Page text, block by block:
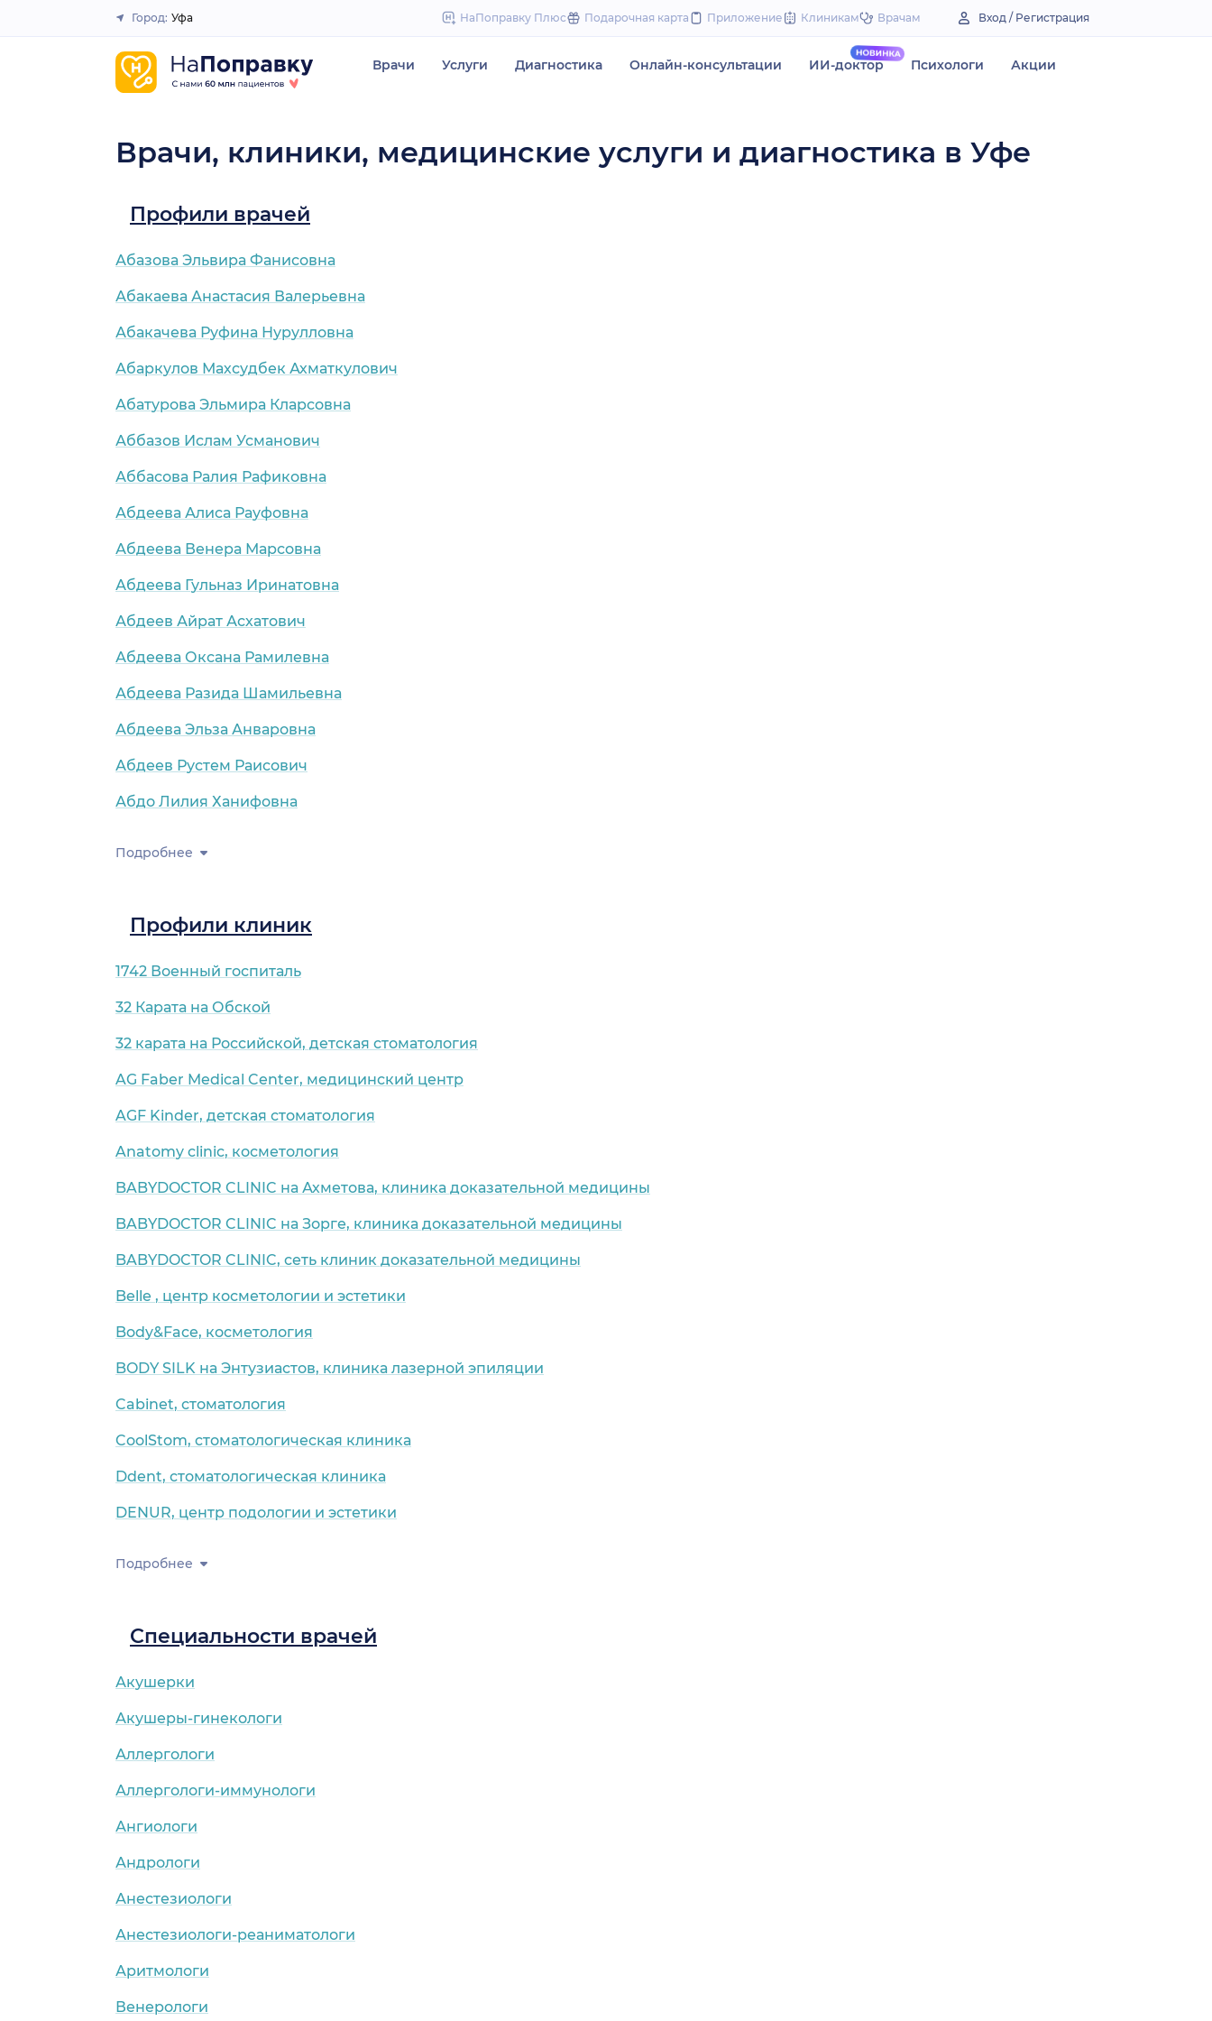
to
Закрыть
Город: Уфа НаПоправку Плюс Подарочная карта Приложение Клиникам Врачам Вход / Регистрация
Врачи Услуги Диагностика Онлайн-консультации ИИ-доктор Психологи Акции
Врачи, клиники, медицинские услуги и диагностика в Уфе
Профили врачей
Абазова Эльвира Фанисовна
Абакаева Анастасия Валерьевна
Абакачева Руфина Нурулловна
Абаркулов Махсудбек Ахматкулович
Абатурова Эльмира Кларсовна
Аббазов Ислам Усманович
Аббасова Ралия Рафиковна
Абдеева Алиса Рауфовна
Абдеева Венера Марсовна
Абдеева Гульназ Иринатовна
Абдеев Айрат Асхатович
Абдеева Оксана Рамилевна
Абдеева Разида Шамильевна
Абдеева Эльза Анваровна
Абдеев Рустем Раисович
Абдо Лилия Ханифовна
Подробнее
Профили клиник
1742 Военный госпиталь
32 Карата на Обской
32 карата на Российской, детская стоматология
AG Faber Medical Center, медицинский центр
AGF Kinder, детская стоматология
Anatomy clinic, косметология
BABYDOCTOR CLINIC на Ахметова, клиника доказательной медицины
BABYDOCTOR CLINIC на Зорге, клиника доказательной медицины
BABYDOCTOR CLINIC, сеть клиник доказательной медицины
Belle , центр косметологии и эстетики
Body&Face, косметология
BODY SILK на Энтузиастов, клиника лазерной эпиляции
Cabinet, стоматология
CoolStom, cтоматологическая клиника
Ddent, стоматологическая клиника
DENUR, центр подологии и эстетики
Подробнее
Специальности врачей
Акушерки
Акушеры-гинекологи
Аллергологи
Аллергологи-иммунологи
Ангиологи
Андрологи
Анестезиологи
Анестезиологи-реаниматологи
Аритмологи
Венерологи